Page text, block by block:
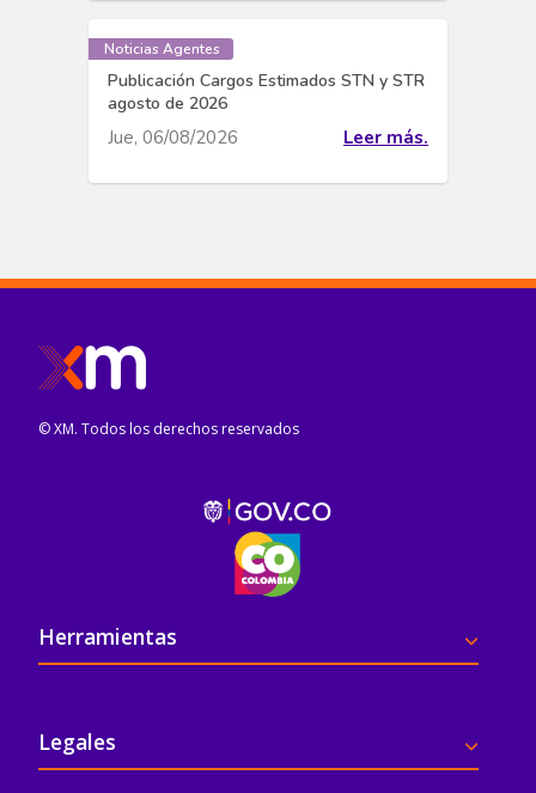
Noticias Agentes
Publicación Cargos Estimados STN y STR
agosto de 2026
Jue, 06/08/2026 Leer más.
© XM. Todos los derechos reservados
Pie de página
Herramientas
Legales